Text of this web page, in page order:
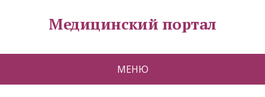
Медицинский портал
МЕНЮ